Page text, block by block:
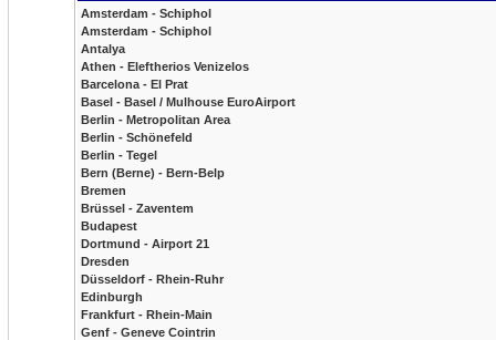
Amsterdam - Schiphol
Amsterdam - Schiphol
Antalya
Athen - Eleftherios Venizelos
Barcelona - El Prat
Basel - Basel / Mulhouse EuroAirport
Berlin - Metropolitan Area
Berlin - Schönefeld
Berlin - Tegel
Bern (Berne) - Bern-Belp
Bremen
Brüssel - Zaventem
Budapest
Dortmund - Airport 21
Dresden
Düsseldorf - Rhein-Ruhr
Edinburgh
Frankfurt - Rhein-Main
Genf - Geneve Cointrin